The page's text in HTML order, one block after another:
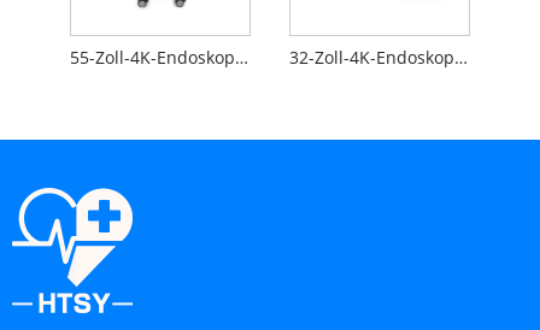
55-Zoll-4K-Endoskopie-Display 32-Zoll-4K-Endoskopie-Display